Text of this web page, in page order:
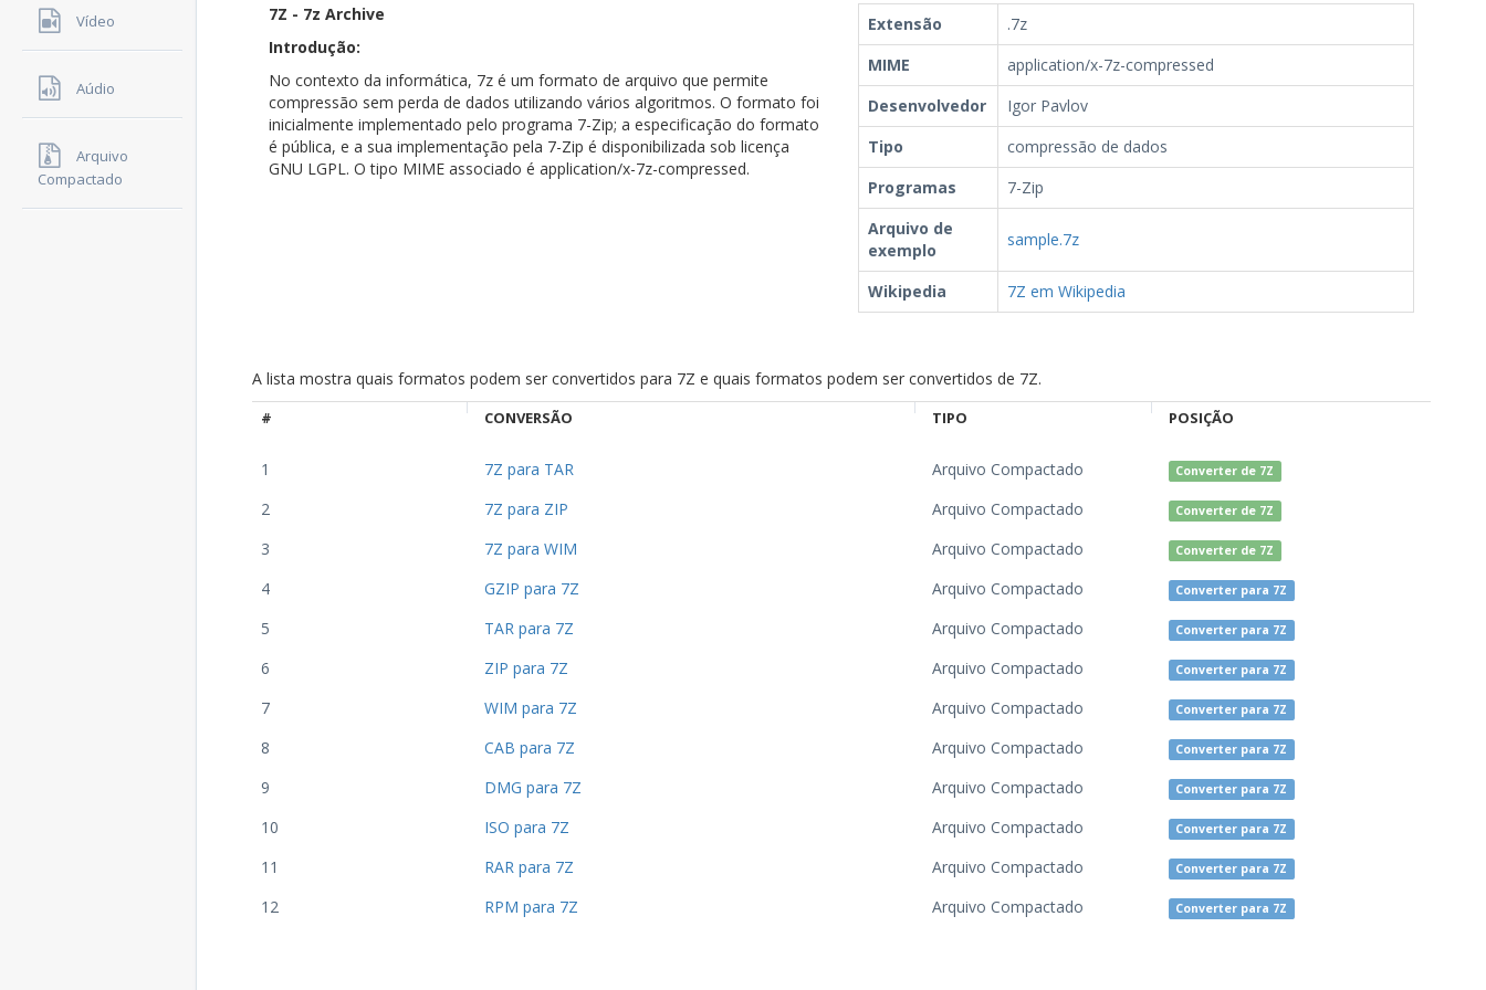
Vídeo
Aúdio
Arquivo
Compactado
7Z - 7z Archive
Introdução:
No contexto da informática, 7z é um formato de arquivo que permite
compressão sem perda de dados utilizando vários algoritmos. O formato foi
inicialmente implementado pelo programa 7-Zip; a especificação do formato
é pública, e a sua implementação pela 7-Zip é disponibilizada sob licença
GNU LGPL. O tipo MIME associado é application/x-7z-compressed.
Extensão
.7z
MIME
application/x-7z-compressed
Desenvolvedor
Igor Pavlov
Tipo
compressão de dados
Programas
7-Zip
Arquivo de
exemplo
sample.7z
Wikipedia 7Z em Wikipedia
A lista mostra quais formatos podem ser convertidos para 7Z e quais formatos podem ser convertidos de 7Z.
# CONVERSÃO TIPO POSIÇÃO
1 7Z para TAR Arquivo Compactado Converter de 7Z
2 7Z para ZIP Arquivo Compactado Converter de 7Z
3 7Z para WIM Arquivo Compactado Converter de 7Z
4 GZIP para 7Z Arquivo Compactado Converter para 7Z
5 TAR para 7Z Arquivo Compactado Converter para 7Z
6 ZIP para 7Z Arquivo Compactado Converter para 7Z
7 WIM para 7Z Arquivo Compactado Converter para 7Z
8 CAB para 7Z Arquivo Compactado Converter para 7Z
9 DMG para 7Z Arquivo Compactado Converter para 7Z
10 ISO para 7Z Arquivo Compactado Converter para 7Z
11 RAR para 7Z Arquivo Compactado Converter para 7Z
12 RPM para 7Z Arquivo Compactado Converter para 7Z